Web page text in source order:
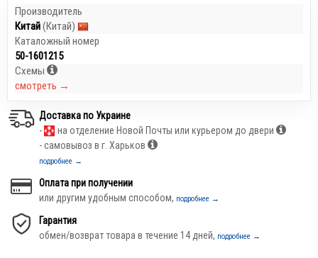
Производитель
Китай(Китай)
Каталожный номер
50-1601215
Схемы
смотреть →
Доставка по Украине
-
на отделение Новой Почты или курьером до двери
- самовывоз в г. Харьков
подробнее →
Оплата при получении
или другим удобным способом, подробнее →
Гарантия
обмен/возврат товара в течение 14 дней, подробнее →